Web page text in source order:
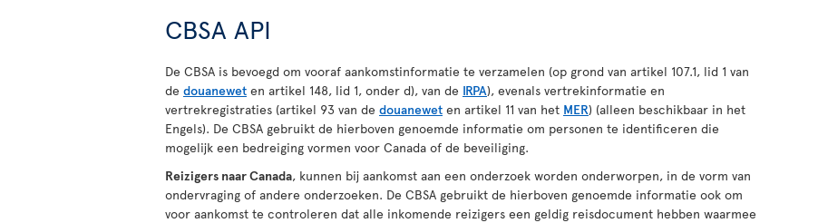
CBSA API
De CBSA is bevoegd om vooraf aankomstinformatie te verzamelen (op grond van artikel 107.1, lid 1 van
de douanewet en artikel 148, lid 1, onder d), van de IRPA), evenals vertrekinformatie en
vertrekregistraties (artikel 93 van de douanewet en artikel 11 van het MER) (alleen beschikbaar in het
Engels). De CBSA gebruikt de hierboven genoemde informatie om personen te identificeren die
mogelijk een bedreiging vormen voor Canada of de beveiliging.
Reizigers naar Canada, kunnen bij aankomst aan een onderzoek worden onderworpen, in de vorm van
ondervraging of andere onderzoeken. De CBSA gebruikt de hierboven genoemde informatie ook om
voor aankomst te controleren dat alle inkomende reizigers een geldig reisdocument hebben waarmee